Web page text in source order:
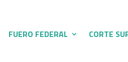
FUERO FEDERAL CORTE